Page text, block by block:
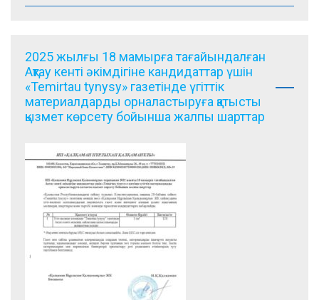
2025 жылғы 18 мамырға тағайындалған
Ақтау кенті әкімдігіне кандидаттар үшін
«Temirtau tynysy» газетінде үгіттік
материалдарды орналастыруға қатысты
қызмет көрсету бойынша жалпы шарттар